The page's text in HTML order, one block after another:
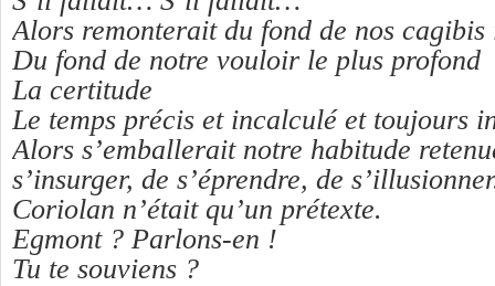
Alors remonterait du fond de nos cagibis
Du fond de notre vouloir le plus profond
La certitude
Le temps précis et incalculé et toujours
Alors s’emballerait notre habitude
s’insurger, de s’éprendre, de
Coriolan n’était qu’un prétexte.
Egmont ? Parlons-en !
Tu te souviens ?